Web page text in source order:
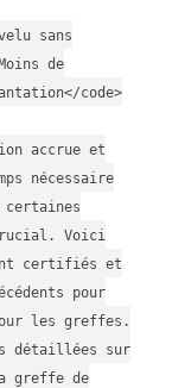
sans
de
code>
accrue et
nécessaire
Voici
certifiés et
pour
les greffes.
détaillées sur
greffe de